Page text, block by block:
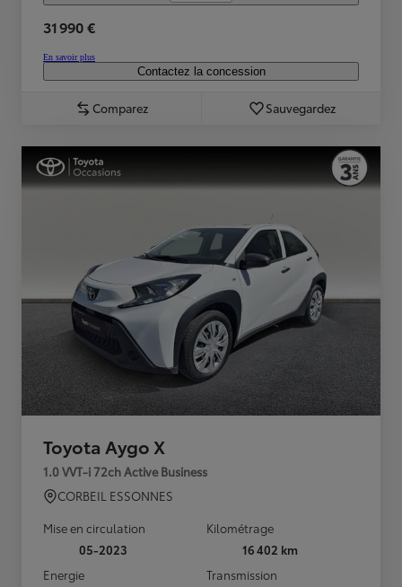
31 990 €
En savoir plus
Contactez la concession
Comparez Sauvegardez
Toyota Aygo X
1.0 VVT-i 72ch Active Business
CORBEIL ESSONNES
Mise en circulation
05-2023
Kilométrage
16 402 km
Energie
Transmission